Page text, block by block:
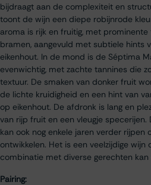
bijdraagt aan de complexiteit en
toont de wijn een diepe robijnrode
aroma is rijk en fruitig, met
bramen, aangevuld met subtiele hints
eikenhout. In de mond is de Séptima
evenwichtig, met zachte tannines die
textuur. De smaken van donker fruit
de lichte kruidigheid en een hint van
op eikenhout. De afdronk is lang en
van rijp fruit en een vleugje specerijen.
kan ook nog enkele jaren verder
ontwikkelen. Het is een veelzijdige wijn
combinatie met diverse gerechten kan
Pairing: